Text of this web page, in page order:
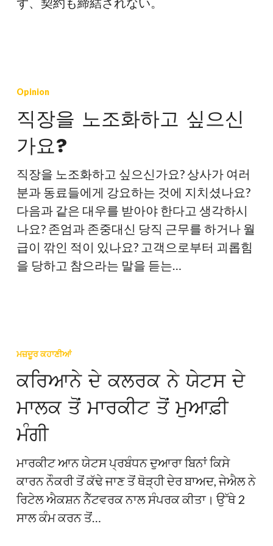
장
노
조
하
고
싶
으
신
가
Opinion
직장을 노조화하고 싶으신
가요?
직장을 노조화하고 싶으신가요? 상사가 여러
분과 동료들에게 강요하는 것에 지치셨나요?
다음과 같은 대우를 받아야 한다고 생각하시
나요? 존엄과 존중대신 당직 근무를 하거나 월
급이 깎인 적이 있나요? 고객으로부터 괴롭힘
을 당하고 참으라는 말을 듣는…
ਦੇ
ਕਲਰਕ
ਨੇ
ਯੇਟਸ
ਦੇ
ਮਾਲਕ
ਤੋਂ
ਮਾਰਕੀਟ
ਤੋਂ
ਮੁਆਫ਼ੀ
ਮਜ਼ਦੂਰ ਕਹਾਣੀਆਂ
ਕਰਿਆਨੇ ਦੇ ਕਲਰਕ ਨੇ ਯੇਟਸ ਦੇ
ਮਾਲਕ ਤੋਂ ਮਾਰਕੀਟ ਤੋਂ ਮੁਆਫ਼ੀ
ਮੰਗੀ
ਮਾਰਕੀਟ ਆਨ ਯੇਟਸ ਪ੍ਰਬੰਧਨ ਦੁਆਰਾ ਬਿਨਾਂ ਕਿਸੇ
ਕਾਰਨ ਨੌਕਰੀ ਤੋਂ ਕੱਢੇ ਜਾਣ ਤੋਂ ਥੋੜ੍ਹੀ ਦੇਰ ਬਾਅਦ, ਜੇਐਲ ਨੇ
ਰਿਟੇਲ ਐਕਸ਼ਨ ਨੈੱਟਵਰਕ ਨਾਲ ਸੰਪਰਕ ਕੀਤਾ। ਉੱਥੇ 2
ਸਾਲ ਕੰਮ ਕਰਨ ਤੋਂ…